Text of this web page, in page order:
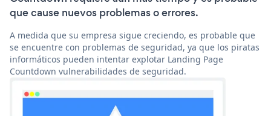
que cause nuevos problemas o errores.
A medida que su empresa sigue creciendo, es probable que
se encuentre con problemas de seguridad, ya que los piratas
informáticos pueden intentar explotar Landing Page
Countdown vulnerabilidades de seguridad.